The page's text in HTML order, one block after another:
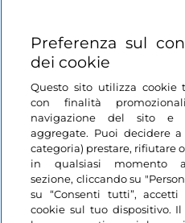
Login
Restiamo in contatto
Preferenza sul
dei cookie
Questo sito utilizza cookie
con finalità
navigazione del sito e
aggregate. Puoi decidere
categoria) prestare, rifiutare
in qualsiasi momento
sezione, cliccando su
su “Consenti tutti”,
cookie sul tuo dispositivo.